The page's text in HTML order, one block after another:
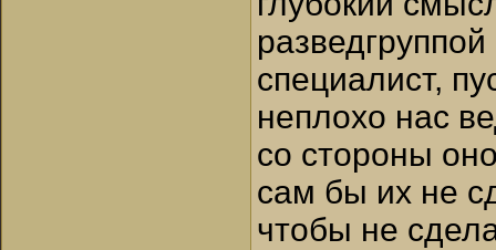
специалист,
неплохо нас
со стороны
сам бы их не
чтобы не